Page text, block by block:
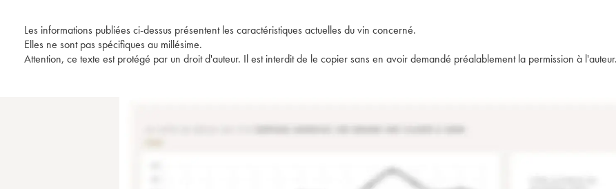
Les informations publiées ci-dessus présentent les caractéristiques actuelles du vin concerné.
Elles ne sont pas spécifiques au millésime.
Attention, ce texte est protégé par un droit d'auteur. Il est interdit de le copier sans en avoir demandé préalablement la permission à l'auteur.